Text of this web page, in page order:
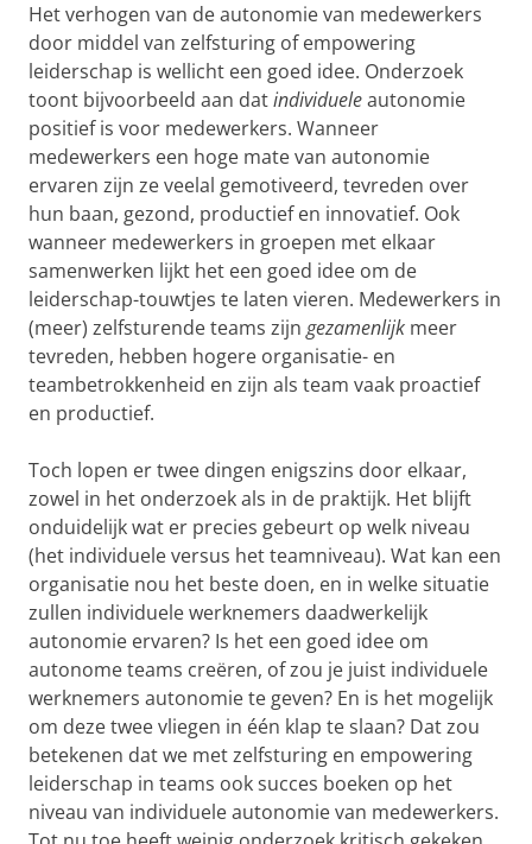
Het verhogen van de autonomie van medewerkers
door middel van zelfsturing of empowering
leiderschap is wellicht een goed idee. Onderzoek
toont bijvoorbeeld aan datindividueleautonomie
positief is voor medewerkers. Wanneer
medewerkers een hoge mate van autonomie
ervaren zijn ze veelal gemotiveerd, tevreden over
hun baan, gezond, productief en innovatief. Ook
wanneer medewerkers in groepen met elkaar
samenwerken lijkt het een goed idee om de
leiderschap-touwtjes te laten vieren. Medewerkers in
(meer) zelfsturende teams zijn gezamenlijk meer
tevreden, hebben hogere organisatie- en
teambetrokkenheid en zijn als team vaak proactief
en productief.
Toch lopen er twee dingen enigszins door elkaar,
zowel in het onderzoek als in de praktijk. Het blijft
onduidelijk wat er precies gebeurt op welk niveau
(het individuele versus het teamniveau). Wat kan een
organisatie nou het beste doen, en in welke situatie
zullen individuele werknemers daadwerkelijk
autonomie ervaren? Is het een goed idee om
autonome teams creëren, of zou je juist individuele
werknemers autonomie te geven? En is het mogelijk
om deze twee vliegen in één klap te slaan? Dat zou
betekenen dat we met zelfsturing en empowering
leiderschap in teams ook succes boeken op het
niveau van individuele autonomie van medewerkers.